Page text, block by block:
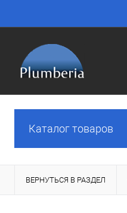
Каталог товаров
ВЕРНУТЬСЯ В РАЗДЕЛ